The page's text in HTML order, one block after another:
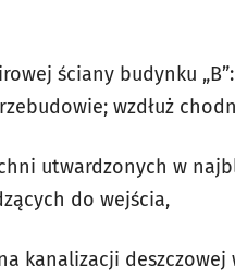
ściany budynku
wzdłuż
utwardzonych w
do wejścia,
kanalizacji